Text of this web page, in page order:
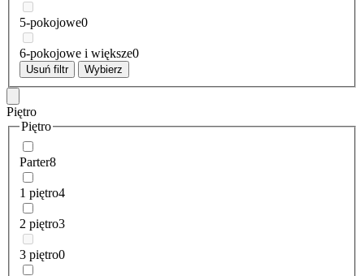
5-pokojowe0
6-pokojowe i większe0
Usuń filtr Wybierz
Piętro
Piętro
Parter8
1 piętro4
2 piętro3
3 piętro0